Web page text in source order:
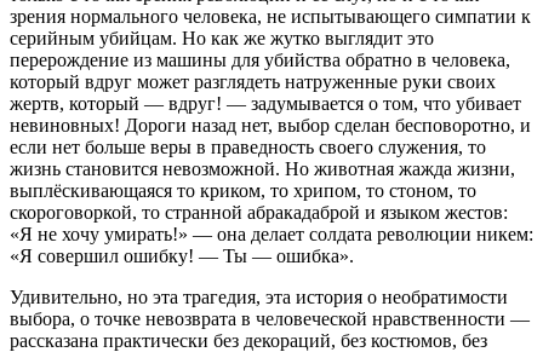
зрения нормального человека, не испытывающего симпатии к
серийным убийцам. Но как же жутко выглядит это
перерождение из машины для убийства обратно в человека,
который вдруг может разглядеть натруженные руки своих
жертв, который — вдруг! — задумывается о том, что убивает
невиновных! Дороги назад нет, выбор сделан бесповоротно, и
если нет больше веры в праведность своего служения, то
жизнь становится невозможной. Но животная жажда жизни,
выплёскивающаяся то криком, то хрипом, то стоном, то
скороговоркой, то странной абракадаброй и языком жестов:
«Я не хочу умирать!» — она делает солдата революции никем:
«Я совершил ошибку! — Ты — ошибка».
Удивительно, но эта трагедия, эта история о необратимости
выбора, о точке невозврата в человеческой нравственности —
рассказана практически без декораций, без костюмов, без